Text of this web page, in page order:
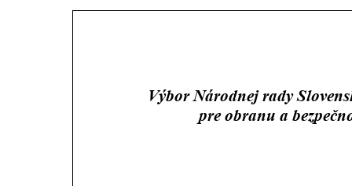
Výbor Národnej rady
pre obranu a